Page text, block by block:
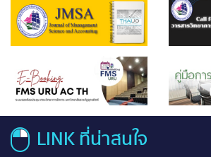
LINK ที่น่าสนใจ